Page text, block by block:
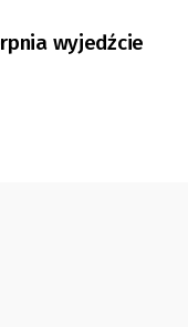
wyjedźcie